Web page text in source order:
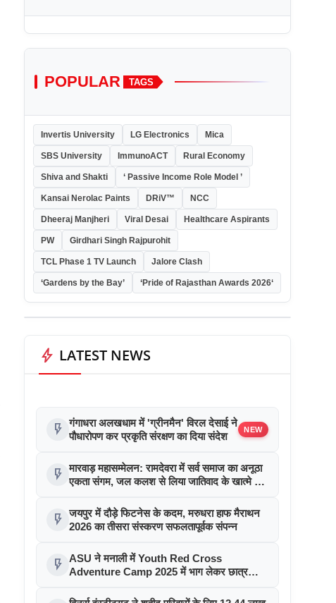
POPULAR TAGS
Invertis University LG Electronics Mica
SBS University ImmunoACT Rural Economy
Shiva and Shakti ‘ Passive Income Role Model ’
Kansai Nerolac Paints DRiV™ NCC
Dheeraj Manjheri Viral Desai Healthcare Aspirants
PW Girdhari Singh Rajpurohit
TCL Phase 1 TV Launch Jalore Clash
‘Gardens by the Bay’ ‘Pride of Rajasthan Awards 2026‘
bolt LATEST NEWS
flash_on गंगाधरा अलखधाम में 'ग्रीनमैन' विरल देसाई ने
पौधारोपण कर प्रकृति संरक्षण का दिया संदेश
NEW
flash_on मारवाड़ महासम्मेलन: रामदेवरा में सर्व समाज का अनूठा
एकता संगम, जल कलश से लिया जातिवाद के खात्मे का
flash_on जयपुर में दौड़े फिटनेस के कदम, मरुधरा हाफ मैराथन
2026 का तीसरा संस्करण सफलतापूर्वक संपन्न
flash_on ASU ने मनाली में Youth Red Cross
Adventure Camp 2025 में भाग लेकर छात्र